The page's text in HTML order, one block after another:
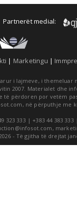
Partnerët medial:
| Marketingu |
i lajmeve, i themeluar
2007. Materialet dhe
të përdoren por vetëm
në përputhje me
323 333 | +383 44 383 333
,
- Të gjitha të drejtat